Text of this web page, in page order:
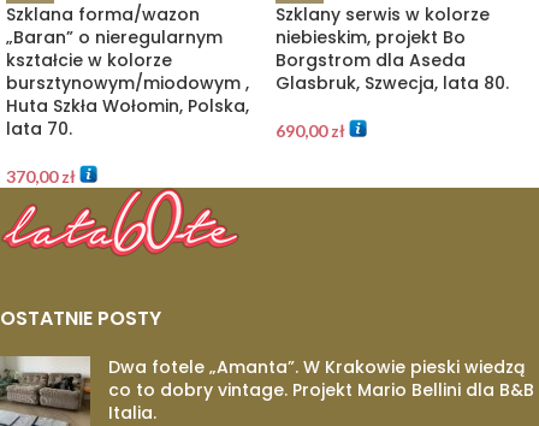
Szklana forma/wazon
„Baran” o nieregularnym
kształcie w kolorze
bursztynowym/miodowym ,
Huta Szkła Wołomin, Polska,
lata 70.
370,00zł
Szklany serwis w kolorze
niebieskim, projekt Bo
Borgstrom dla Aseda
Glasbruk, Szwecja, lata 80.
690,00zł
OSTATNIE POSTY
Dwa fotele „Amanta”. W Krakowie pieski wiedzą
co to dobry vintage. Projekt Mario Bellini dla B&B
Italia.